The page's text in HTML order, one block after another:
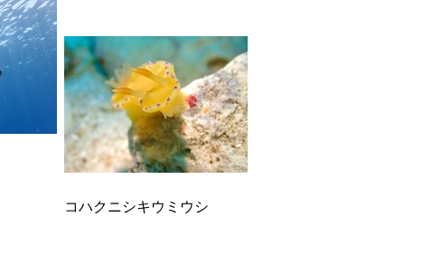
コハクニシキウミウシ